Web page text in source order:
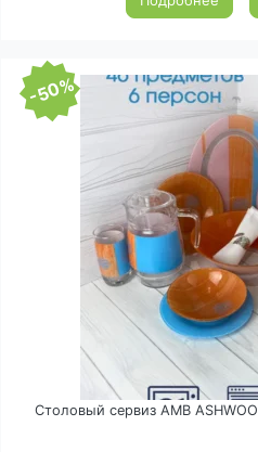
-50%
Столовый сервиз AMB